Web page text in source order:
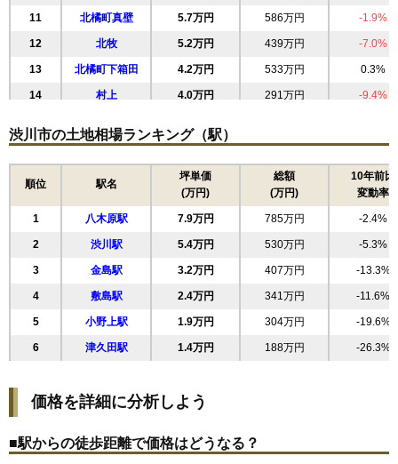
11 北橘町真壁 5.7万円 586万円 -1.9%
12 北牧 5.2万円 439万円 -7.0%
13 北橘町下箱田 4.2万円 533万円 0.3%
14 村上 4.0万円 291万円 -9.4%
16 赤城町三原田 3.3万円 274万円 -8.9%
3.0万円 383万円 -10.6%
3.0万円 451万円 -8.9%
19 北橘町分郷八崎 3.0万円 429万円 -7.7%
20 北橘町下南室 2.9万円 326万円 -4.7%
21 北橘町八崎 2.8万円 453万円 -6.7%
22 北橘町箱田 2.7万円 362万円 -6.9%
23 赤城町津久田 2.6万円 384万円 -8.7%
24 赤城町勝保沢 2.6万円 296万円 -10.9%
26 赤城町北上野 2.4万円
28 赤城町滝沢 2.3万円 296万円 -14.4%
渋川市の土地相場ランキング（駅）
順位 駅名
坪単価
(万円)
総額
(万円)
10年前比
変動率
1 八木原駅 7.9万円 785万円 -2.4%
2 渋川駅 5.4万円 530万円 -5.3%
3 金島駅 3.2万円 407万円 -13.3%
4 敷島駅 2.4万円 341万円 -11.6%
5 小野上駅 1.9万円 304万円 -19.6%
6 津久田駅 1.4万円 188万円 -26.3%
価格を詳細に分析しよう
■駅からの徒歩距離で価格はどうなる？